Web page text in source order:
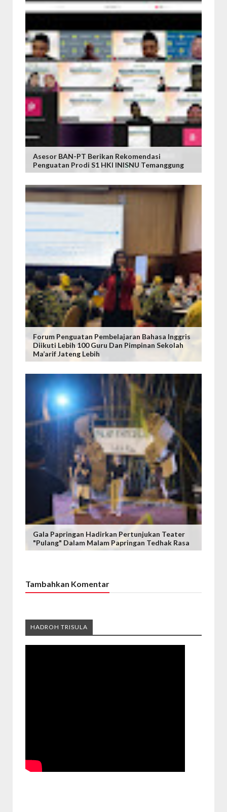
Asesor BAN-PT Berikan Rekomendasi
Penguatan Prodi S1 HKI INISNU Temanggung
Forum Penguatan Pembelajaran Bahasa Inggris
Diikuti Lebih 100 Guru Dan Pimpinan Sekolah
Ma’arif Jateng Lebih
Gala Papringan Hadirkan Pertunjukan Teater
"Pulang" Dalam Malam Papringan Tedhak Rasa
Tambahkan Komentar
HADROH TRISULA